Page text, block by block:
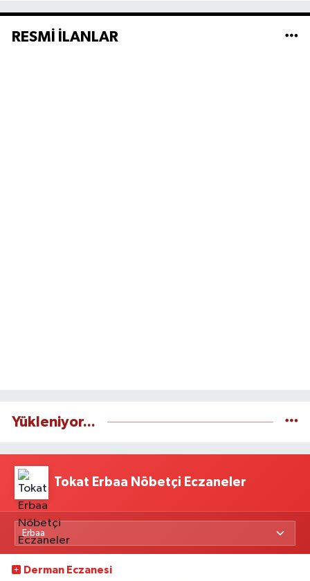
RESMİ İLANLAR
Yükleniyor...
Tokat Erbaa Nöbetçi Eczaneler
Derman Eczanesi